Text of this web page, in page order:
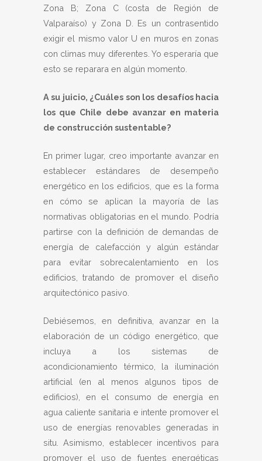
Zona B; Zona C (costa de Región de
Valparaíso) y Zona D. Es un contrasentido
exigir el mismo valor U en muros en zonas
con climas muy diferentes. Yo esperaría que
esto se reparara en algún momento.
A su juicio, ¿Cuáles son los desafíos hacia
los que Chile debe avanzar en materia
de construcción sustentable?
En primer lugar, creo importante avanzar en
establecer estándares de desempeño
energético en los edificios, que es la forma
en cómo se aplican la mayoría de las
normativas obligatorias en el mundo. Podría
partirse con la definición de demandas de
energía de calefacción y algún estándar
para evitar sobrecalentamiento en los
edificios, tratando de promover el diseño
arquitectónico pasivo.
Debiésemos, en definitiva, avanzar en la
elaboración de un código energético, que
incluya a los sistemas de
acondicionamiento térmico, la iluminación
artificial (en al menos algunos tipos de
edificios), en el consumo de energía en
agua caliente sanitaria e intente promover el
uso de energías renovables generadas in
situ. Asimismo, establecer incentivos para
promover el uso de fuentes energéticas